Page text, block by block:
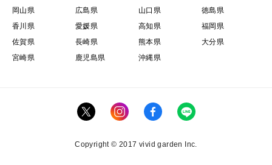
岡山県
広島県 山口県
徳島県
香川県
愛媛県 高知県
福岡県
佐賀県
長崎県 熊本県
大分県
宮崎県
鹿児島県 沖縄県
Copyright © 2017 vivid garden Inc.